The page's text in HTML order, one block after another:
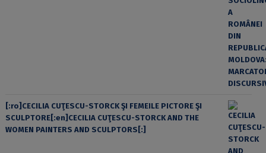
[:ro]CECILIA CUŢESCU-STORCK ŞI FEMEILE PICTORE ŞI
SCULPTORE[:en]CECILIA CUŢESCU-STORCK AND THE
WOMEN PAINTERS AND SCULPTORS[:]